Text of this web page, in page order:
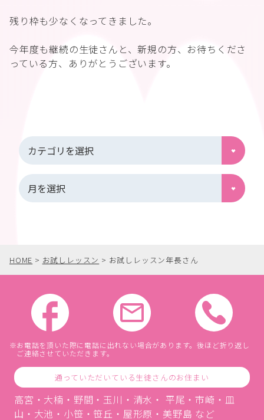
残り枠も少なくなってきました。
今年度も継続の生徒さんと、新規の方、お待ちくださ
っている方、ありがとうございます。
HOME > お試しレッスン > お試しレッスン年長さん
お電話を頂いた際に電話に出れない場合があります。後ほど折り返し
ご連絡させていただきます。
通っていただいている生徒さんのお住まい
高宮・大楠・野間・玉川・清水・ 平尾・市崎・皿
山・大池・小笹・笹丘・屋形原・美野島 など